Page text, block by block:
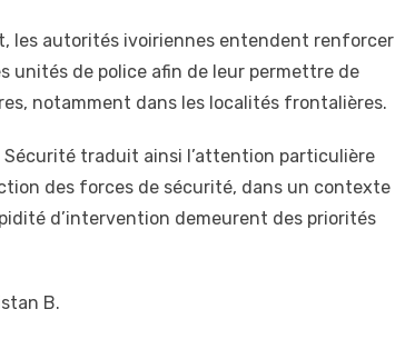
les autorités ivoiriennes entendent renforcer
unités de police afin de leur permettre de
notamment dans les localités frontalières.
traduit ainsi l’attention particulière
des forces de sécurité, dans un contexte
d’intervention demeurent des priorités
B.